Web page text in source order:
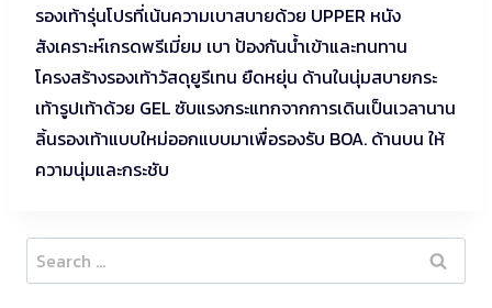
รองเท้ารุ่นโปรที่เน้นความเบาสบายด้วย UPPER หนัง
สังเคราะห์เกรดพรีเมี่ยม เบา ป้องกันน้ำเข้าและทนทาน
โครงสร้างรองเท้าวัสดุยูรีเทน ยืดหยุ่น ด้านในนุ่มสบายกระ
เท้ารูปเท้าด้วย GEL ซับแรงกระแทกจากการเดินเป็นเวลานาน
ลิ้นรองเท้าแบบใหม่ออกแบบมาเพื่อรองรับ BOA. ด้านบน ให้
ความนุ่มและกระชับ
Search
for: